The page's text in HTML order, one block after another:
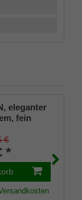
eleganter
fein
mit
einen
Elegant-
€
*